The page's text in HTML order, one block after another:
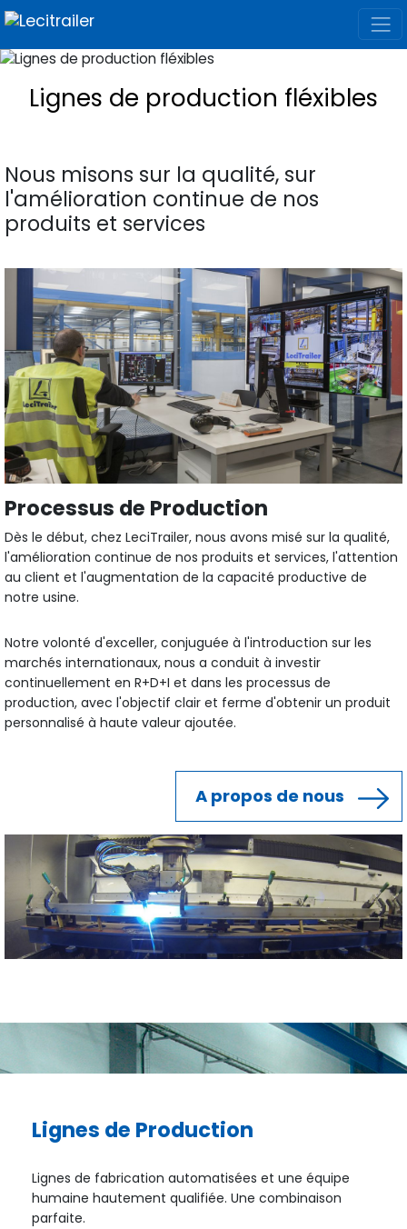
Lignes de production fléxibles
Nous misons sur la qualité, sur
l'amélioration continue de nos
produits et services
Processus de Production
Dès le début, chez LeciTrailer, nous avons misé sur la qualité,
l'amélioration continue de nos produits et services, l'attention
au client et l'augmentation de la capacité productive de
notre usine.
Notre volonté d'exceller, conjuguée à l'introduction sur les
marchés internationaux, nous a conduit à investir
continuellement en R+D+I et dans les processus de
production, avec l'objectif clair et ferme d'obtenir un produit
personnalisé à haute valeur ajoutée.
A propos de nous
Lignes de Production
Lignes de fabrication automatisées et une équipe
humaine hautement qualifiée. Une combinaison
parfaite.